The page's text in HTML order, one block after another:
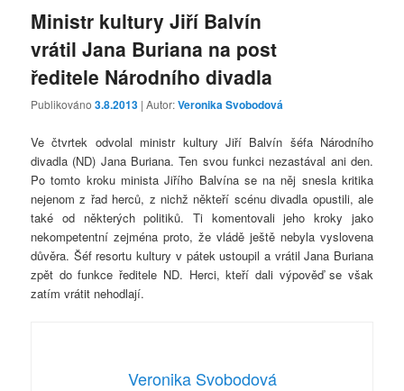
Ministr kultury Jiří Balvín
vrátil Jana Buriana na post
ředitele Národního divadla
Publikováno3.8.2013 | Autor:Veronika Svobodová
Ve čtvrtek odvolal ministr kultury Jiří Balvín šéfa Národního
divadla (ND) Jana Buriana. Ten svou funkci nezastával ani den.
Po tomto kroku minista Jiřího Balvína se na něj snesla kritika
nejenom z řad herců, z nichž někteří scénu divadla opustili, ale
také od některých politiků. Ti komentovali jeho kroky jako
nekompetentní zejména proto, že vládě ještě nebyla vyslovena
důvěra. Šéf resortu kultury v pátek ustoupil a vrátil Jana Buriana
zpět do funkce ředitele ND. Herci, kteří dali výpověď se však
zatím vrátit nehodlají.
Veronika Svobodová